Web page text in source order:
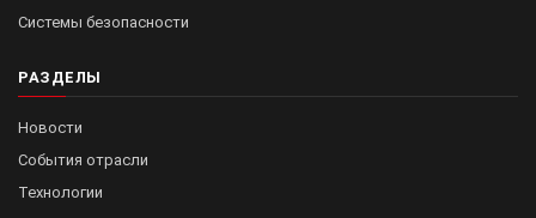
Системы безопасности
РАЗДЕЛЫ
Новости
События отрасли
Технологии